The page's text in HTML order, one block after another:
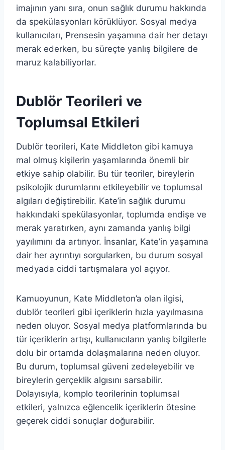
imajının yanı sıra, onun sağlık durumu hakkında
da spekülasyonları körüklüyor. Sosyal medya
kullanıcıları, Prensesin yaşamına dair her detayı
merak ederken, bu süreçte yanlış bilgilere de
maruz kalabiliyorlar.
Dublör Teorileri ve
Toplumsal Etkileri
Dublör teorileri, Kate Middleton gibi kamuya
mal olmuş kişilerin yaşamlarında önemli bir
etkiye sahip olabilir. Bu tür teoriler, bireylerin
psikolojik durumlarını etkileyebilir ve toplumsal
algıları değiştirebilir. Kate’in sağlık durumu
hakkındaki spekülasyonlar, toplumda endişe ve
merak yaratırken, aynı zamanda yanlış bilgi
yayılımını da artırıyor. İnsanlar, Kate’in yaşamına
dair her ayrıntıyı sorgularken, bu durum sosyal
medyada ciddi tartışmalara yol açıyor.
Kamuoyunun, Kate Middleton’a olan ilgisi,
dublör teorileri gibi içeriklerin hızla yayılmasına
neden oluyor. Sosyal medya platformlarında bu
tür içeriklerin artışı, kullanıcıların yanlış bilgilerle
dolu bir ortamda dolaşmalarına neden oluyor.
Bu durum, toplumsal güveni zedeleyebilir ve
bireylerin gerçeklik algısını sarsabilir.
Dolayısıyla, komplo teorilerinin toplumsal
etkileri, yalnızca eğlencelik içeriklerin ötesine
geçerek ciddi sonuçlar doğurabilir.